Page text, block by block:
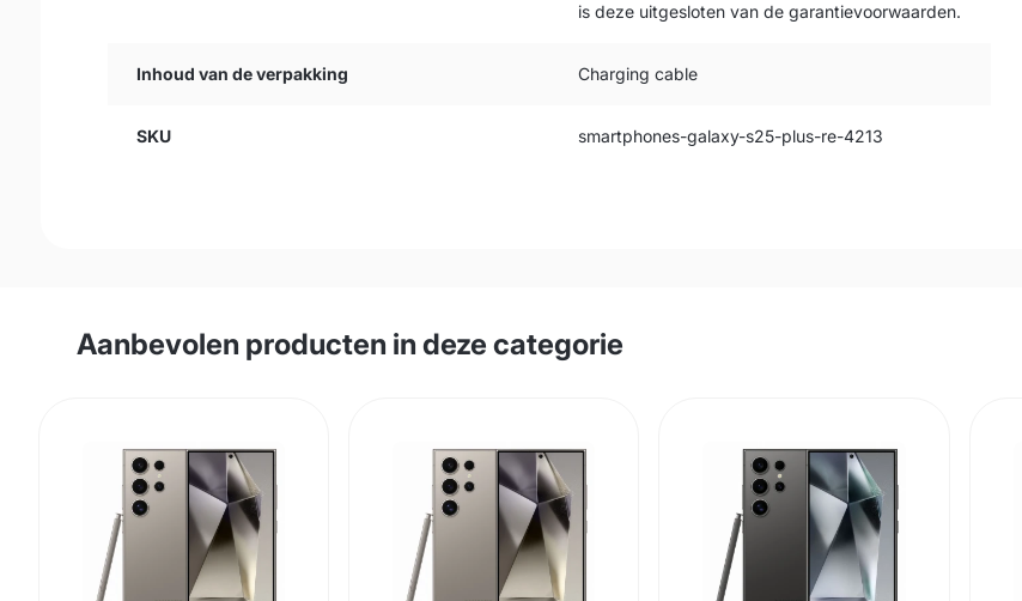
is deze uitgesloten van de garantievoorwaarden.
Inhoud van de verpakking Charging cable
SKU smartphones-galaxy-s25-plus-re-4213
Aanbevolen producten in deze categorie